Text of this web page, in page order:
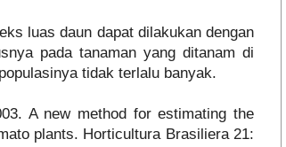
luas daun dapat dilakukan dengan
pada tanaman yang ditanam di
tidak terlalu banyak.
A new method for estimating the
plants. Horticultura Brasiliera 21: